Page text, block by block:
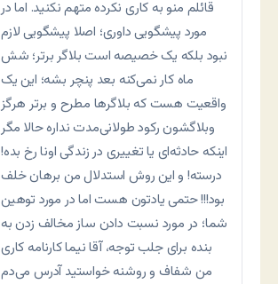
قائلم منو به کاری نکرده متهم نکنید. اما در
مورد پیشگویی داوری؛ اصلا پیشگویی لازم
نبود بلکه یک خصیصه است بلاگر برتر؛ شش
ماه کار نمی‌کنه بعد پنچر بشه؛ این یک
واقعیت هست که بلاگرها مطرح و برتر هرگز
وبلاگشون رکود طولانی‌مدت نداره حالا مگر
اینکه حادثه‌ای یا تغییری در زندگی اونا رخ بده!
درسته! و این روش استدلال من برهان خلف
بود!!! حتمی یادتون هست اما در مورد توهین
شما؛ در مورد نسبت دادن ساز مخالف زدن به
بنده برای جلب توجه، آقا نیما کارنامه کاری
من شفاف و روشنه خواستید آدرس می‌دم